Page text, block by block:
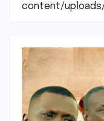
content/uploads/